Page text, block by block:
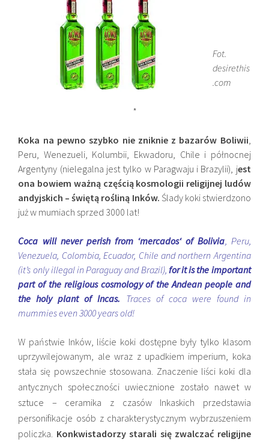
Fot.
desirethis
.com
*
Koka na pewno szybko nie zniknie z bazarów Boliwii
Peru, Wenezueli, Kolumbii, Ekwadoru, Chile i północnej
Argentyny (nielegalna jest tylko w Paragwaju i Brazylii), jest
ona bowiem ważną częścią kosmologii religijnej ludów
andyjskich – świętą rośliną Inków. Ślady koki stwierdzono
już w mumiach sprzed 3000 lat!
Coca will never perish from ‘mercados‘ of Bolivia, Peru,
Venezuela, Colombia, Ecuador, Chile and northern Argentina
(it’s only illegal in Paraguay and Brazil), for it is the important
part of the religious cosmology of the Andean people and
the holy plant of Incas. Traces of coca were found in
mummies even 3000 years old!
W państwie Inków, liście koki dostępne były tylko klasom
uprzywilejowanym, ale wraz z upadkiem imperium, koka
stała się powszechnie stosowana. Znaczenie liści koki dla
antycznych społeczności uwiecznione zostało nawet w
sztuce – ceramika z czasów Inkaskich przedstawia
personifikacje osób z charakterystycznym wybrzuszeniem
policzka. Konkwistadorzy starali się zwalczać religijne